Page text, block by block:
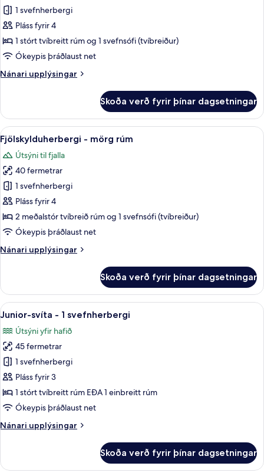
svalir
sjávarsýn
Fjölskylduherbergi
-
1
stórt
tvíbreitt
rúm
1 svefnherbergi
Pláss fyrir 4
1 stórt tvíbreitt rúm og 1 svefnsófi (tvíbreiður)
Ókeypis þráðlaust net
Nánari upplýsingar
Nánari
-
stórt
tvíbreitt
rúm
með
svefnsófa
Skoða verð fyrir þínar dagsetningar
Skoða
allar
myndir
fyrir
Fjölskylduherbergi
-
mörg
rúm
Fjölskylduherbergi - mörg rúm |
8
Fjölskylduherbergi - mörg rúm
Útsýni til fjalla
40 fermetrar
1 svefnherbergi
Pláss fyrir 4
2 meðalstór tvíbreið rúm og 1 svefnsófi (tvíbreiður)
Ókeypis þráðlaust net
Nánari upplýsingar
Nánari
-
mörg
rúm
Skoða verð fyrir þínar dagsetningar
Skoða
allar
myndir
fyrir
Junior-
svíta
-
1
svefnherbergi
Junior-svíta - 1 svefnherbergi |
7
Junior-svíta - 1 svefnherbergi
Útsýni yfir hafið
45 fermetrar
1 svefnherbergi
Pláss fyrir 3
1 stórt tvíbreitt rúm EÐA 1 einbreitt rúm
Ókeypis þráðlaust net
Nánari upplýsingar
Nánari
svíta
Skoða verð fyrir þínar dagsetningar